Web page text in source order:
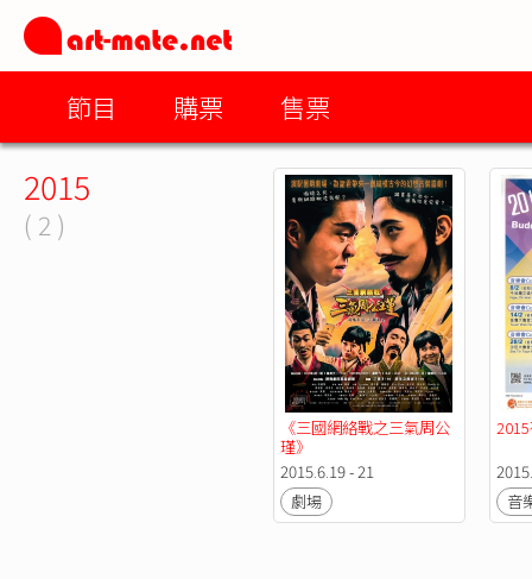
節目 購票 售票
2015
( 2 )
《三國網絡戰之三氣周公
瑾》
2015.6.19 - 21
劇場
音